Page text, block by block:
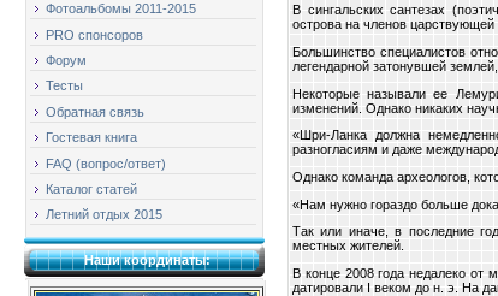
Фотоальбомы 2011-2015
PRO спонсоров
Форум
Тесты
Обратная связь
Гостевая книга
FAQ (вопрос/ответ)
Каталог статей
Летний отдых 2015
Наши координаты:
В сингальских сантезах
острова на членов царствующей
Большинство специалистов
легендарной затонувшей
Некоторые называли ее
изменений. Однако никаких
«Шри-Ланка должна
разногласиям и даже
Однако команда археологов,
«Нам нужно гораздо больше
Так или иначе, в последние
местных жителей.
В конце 2008 года недалеко от
датировали I веком до н. э. На